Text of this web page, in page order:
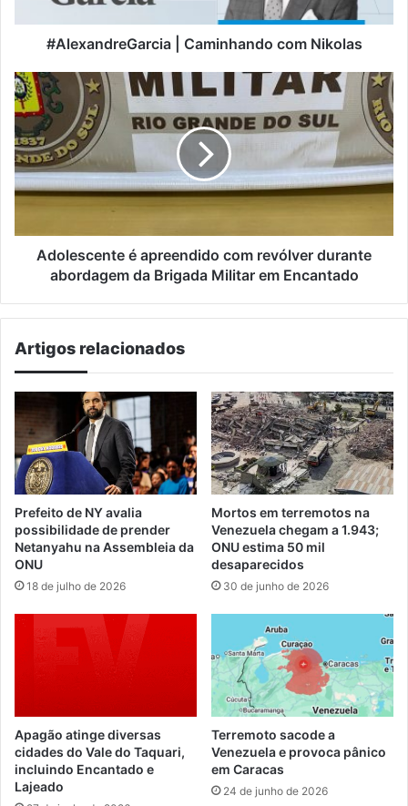
#AlexandreGarcia | Caminhando com Nikolas
Adolescente
é
apreendido
com
revólver
durante
abordagem
Brigada
MilitarAdolescente é apreendido com revólver durante
abordagem da Brigada Militar em Encantado
Artigos relacionados
Prefeito de NY avalia
possibilidade de prender
Netanyahu na Assembleia da
ONU
18 de julho de 2026
Mortos em terremotos na
Venezuela chegam a 1.943;
ONU estima 50 mil
desaparecidos
30 de junho de 2026
Apagão atinge diversas
cidades do Vale do Taquari,
incluindo Encantado e
Lajeado
Terremoto sacode a
Venezuela e provoca pânico
em Caracas
24 de junho de 2026